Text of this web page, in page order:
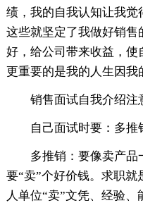
绩，我的自我认知让我觉
这些就坚定了我做好销
好，给公司带来收益，使
更重要的是我的人生因我
销售面试自我介绍注
自己面试时要：多推
多推销：要像卖产品
要“卖”个好价钱。求职就
人单位“卖”文凭、经验